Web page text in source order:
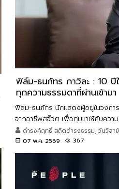
ฟิล์ม-ธนภัทร กาวิละ : 10 ปี
ทุกความธรรมดาที่ผ่านเข้ามา
ฟิล์ม-ธนภัทร นักแสดงผู้อยู่ในวงกา
จากอาชีพสจ๊วต เพื่อทุ่มเทให้กับควา
ตีความสำเร็จ มาจนถึงบทบาทใหม่ใน
ดำรงค์ฤทธิ์ สถิตดำรงธรรม, วันวิสา
07 พ.ค. 2569
367